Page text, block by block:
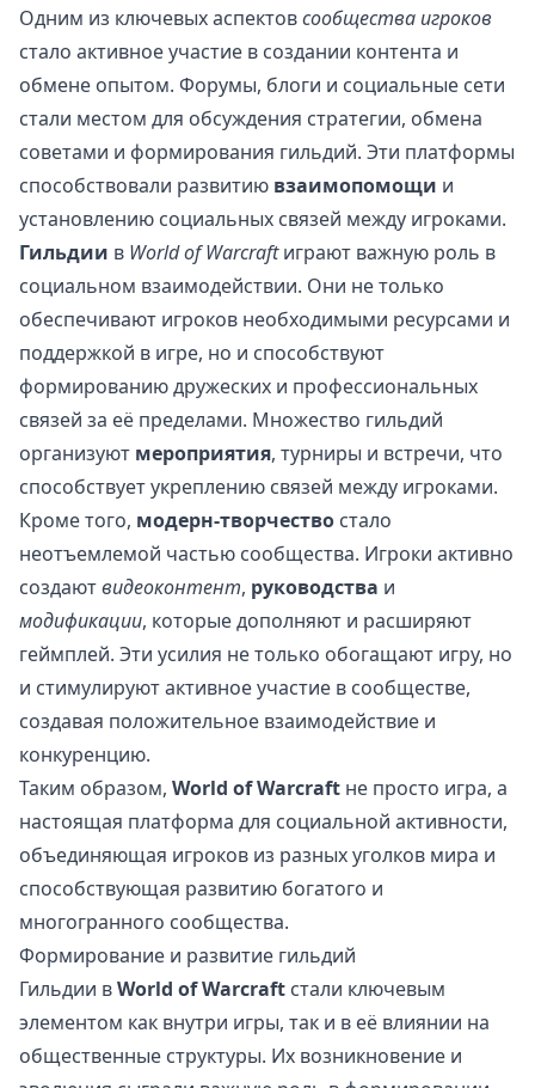
Одним из ключевых аспектовсообщества игроков
стало активное участие в создании контента и
обмене опытом. Форумы, блоги и социальные сети
стали местом для обсуждения стратегии, обмена
советами и формирования гильдий. Эти платформы
способствовали развитию взаимопомощи и
установлению социальных связей между игроками.
Гильдии в World of Warcraftиграют важную роль в
социальном взаимодействии. Они не только
обеспечивают игроков необходимыми ресурсами и
поддержкой в игре, но и способствуют
формированию дружеских и профессиональных
связей за её пределами. Множество гильдий
организуют мероприятия, турниры и встречи, что
способствует укреплению связей между игроками.
Кроме того, модерн-творчество стало
неотъемлемой частью сообщества. Игроки активно
создаютвидеоконтент, руководства и
модификации, которые дополняют и расширяют
геймплей. Эти усилия не только обогащают игру, но
и стимулируют активное участие в сообществе,
создавая положительное взаимодействие и
конкуренцию.
Таким образом, World of Warcraft не просто игра, а
настоящая платформа для социальной активности,
объединяющая игроков из разных уголков мира и
способствующая развитию богатого и
многогранного сообщества.
Формирование и развитие гильдий
Гильдии вWorld of Warcraft стали ключевым
элементом как внутри игры, так и в её влиянии на
общественные структуры. Их возникновение и